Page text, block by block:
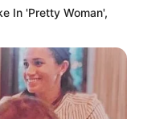
In 'Pretty Woman',